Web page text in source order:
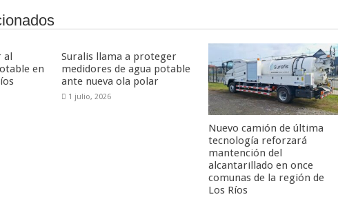
ar
r
al
en
Suralis llama a proteger
medidores de agua potable
ante nueva ola polar
1 julio, 2026
Nuevo camión de última
tecnología reforzará
mantención del
alcantarillado en once
comunas de la región de
Los Ríos